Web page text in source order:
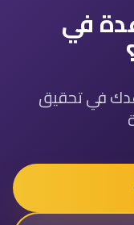
في
في تحقيق